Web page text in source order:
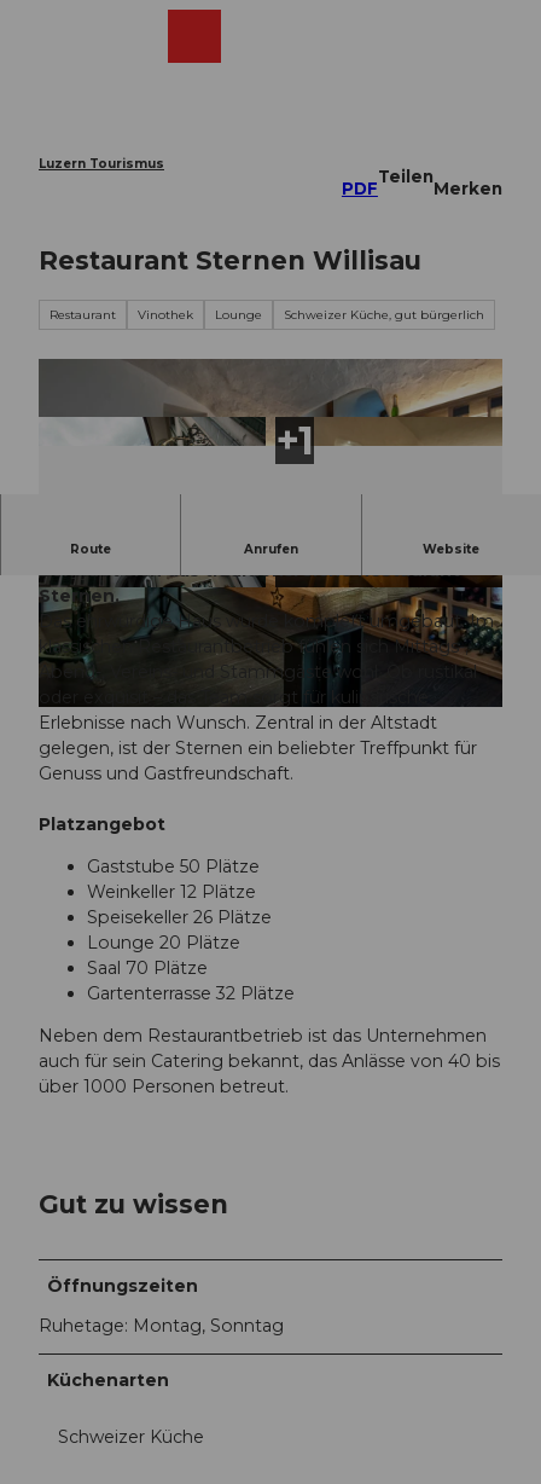
Luzern Tourismus
PDF
Teilen
Merken
Restaurant Sternen Willisau
Restaurant Vinothek Lounge Schweizer Küche, gut bürgerlich
© Rolf Neeser |CC-BY-NC-ND
© Rolf Neeser | CC-BY-NC-ND © Rolf Neeser | CC-BY-NC-ND
Route Anrufen Website
Mitten im oberen Tor der Altstadt Willisau
befindet sich das traditionsreiche Restaurant
Sternen.
Das ehrwürdige Haus wurde komplett umgebaut. Im
klassischen Restaurantbetrieb fühlen sich Mittags-,
Abend-, Vereins- und Stammgäste wohl. Ob rustikal
oder exquisit – das Team sorgt für kulinarische
Erlebnisse nach Wunsch. Zentral in der Altstadt
gelegen, ist der Sternen ein beliebter Treffpunkt für
Genuss und Gastfreundschaft.
Platzangebot
Gaststube 50 Plätze
Weinkeller 12 Plätze
Speisekeller 26 Plätze
Lounge 20 Plätze
Saal 70 Plätze
Gartenterrasse 32 Plätze
Neben dem Restaurantbetrieb ist das Unternehmen
auch für sein Catering bekannt, das Anlässe von 40 bis
über 1000 Personen betreut.
Gut zu wissen
Öffnungszeiten
Ruhetage: Montag, Sonntag
Küchenarten
Schweizer Küche